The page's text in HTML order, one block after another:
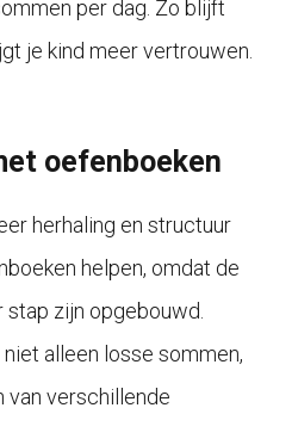
per dag. Zo blijft
je kind meer vertrouwen.
oefenboeken
herhaling en structuur
helpen, omdat de
stap zijn opgebouwd.
alleen losse sommen,
van verschillende